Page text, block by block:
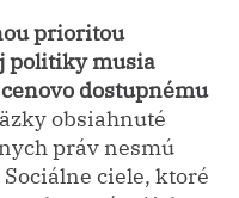
prioritou
politiky musia
dostupnému
obsiahnuté
práv nesmú
ciele, ktoré